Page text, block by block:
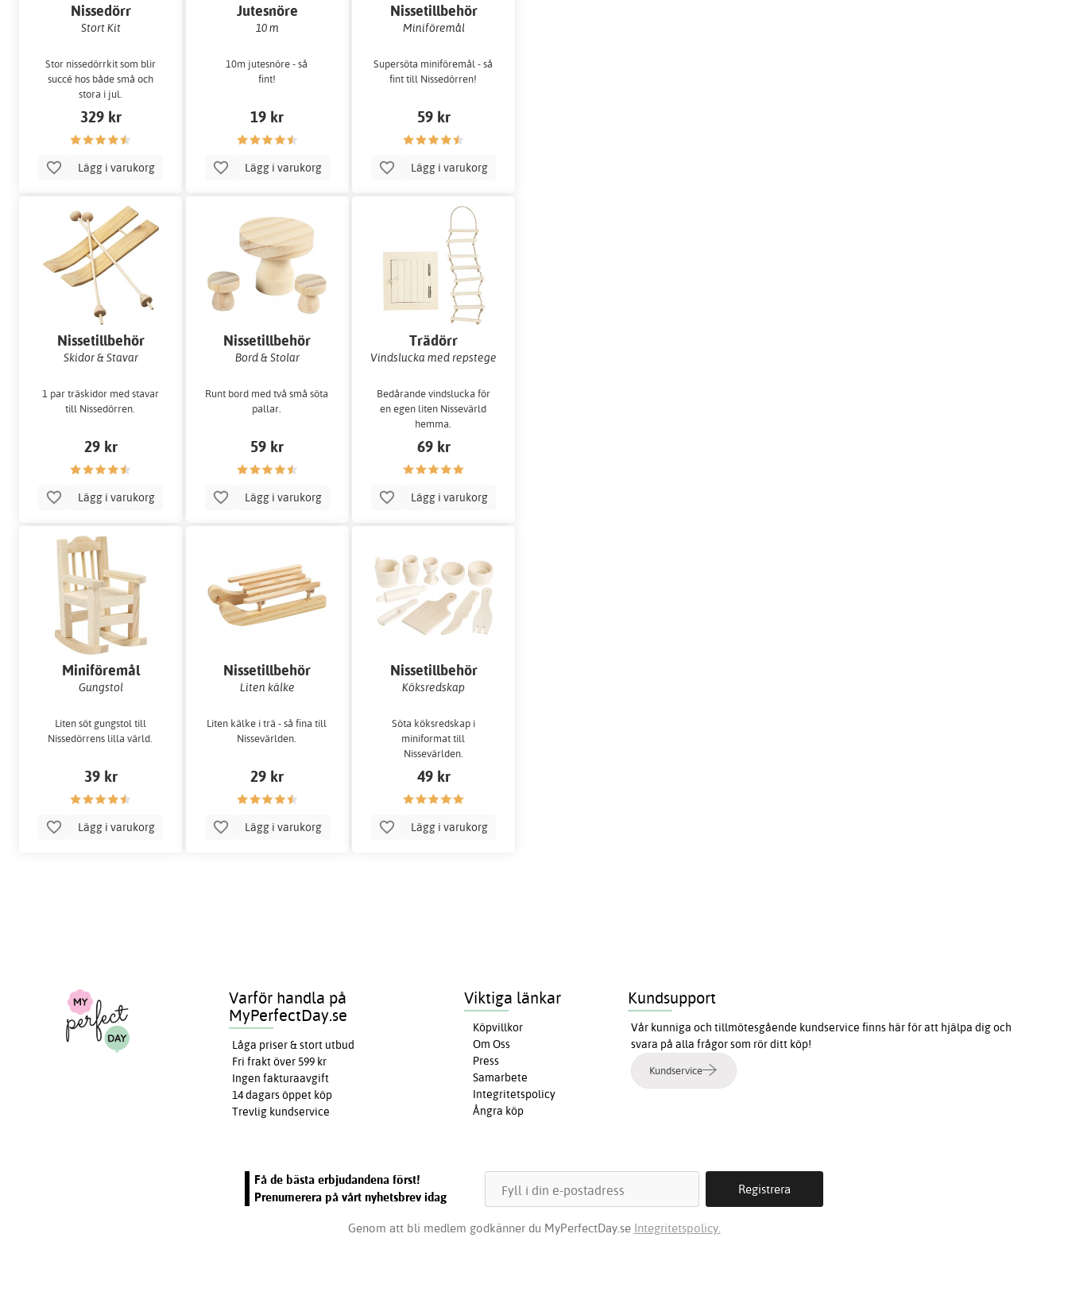
Nissedörr
Stort Kit
Stor nissedörrkit som blir
succé hos både små och
stora i jul.
329 kr
Lägg i varukorg
Jutesnöre
10 m
10m jutesnöre - så
fint!
19 kr
Lägg i varukorg
Nissetillbehör
Miniföremål
Supersöta miniföremål - så
fint till Nissedörren!
59 kr
Lägg i varukorg
Nissetillbehör
Skidor & Stavar
1 par träskidor med stavar
till Nissedörren.
29 kr
Lägg i varukorg
Nissetillbehör
Bord & Stolar
Runt bord med två små söta
pallar.
59 kr
Lägg i varukorg
Trädörr
Vindslucka med repstege
Bedårande vindslucka för
en egen liten Nissevärld
hemma.
69 kr
Lägg i varukorg
Miniföremål
Gungstol
Liten söt gungstol till
Nissedörrens lilla värld.
39 kr
Lägg i varukorg
Nissetillbehör
Liten kälke
Liten kälke i trä - så fina till
Nissevärlden.
29 kr
Lägg i varukorg
Nissetillbehör
Köksredskap
Söta köksredskap i
miniformat till
Nissevärlden.
49 kr
Lägg i varukorg
Varför handla på
MyPerfectDay.se
Låga priser & stort utbud
Fri frakt över 599 kr
Ingen fakturaavgift
14 dagars öppet köp
Trevlig kundservice
Viktiga länkar
Köpvillkor
Om Oss
Press
Samarbete
Integritetspolicy
Ångra köp
Kundsupport
Vår kunniga och tillmötesgående kundservice finns här för att hjälpa dig och
svara på alla frågor som rör ditt köp!
Kundservice
Få de bästa erbjudandena först!
Prenumerera på vårt nyhetsbrev idag
Genom att bli medlem godkänner du MyPerfectDay.se Integritetspolicy.